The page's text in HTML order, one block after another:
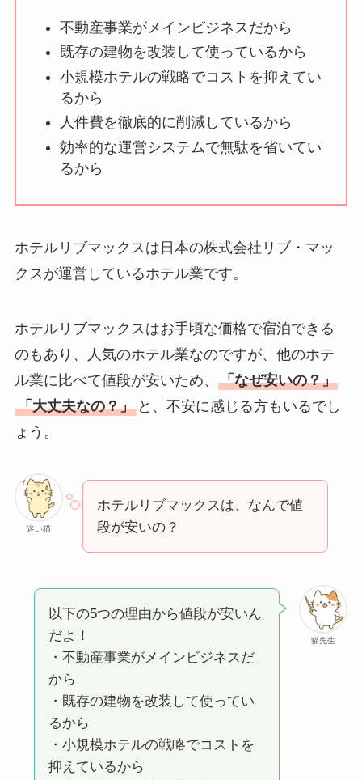
不動産事業がメインビジネスだから
既存の建物を改装して使っているから
小規模ホテルの戦略でコストを抑えてい
るから
人件費を徹底的に削減しているから
効率的な運営システムで無駄を省いてい
るから
ホテルリブマックスは日本の株式会社リブ・マッ
クスが運営しているホテル業です。
ホテルリブマックスはお手頃な価格で宿泊できる
のもあり、人気のホテル業なのですが、他のホテ
ル業に比べて値段が安いため、 「なぜ安いの？」
「大丈夫なの？」 と、不安に感じる方もいるでし
ょう。
迷い猫
ホテルリブマックスは、なんで値
段が安いの？
猫先生
以下の5つの理由から値段が安いん
だよ！
・不動産事業がメインビジネスだ
から
・既存の建物を改装して使ってい
るから
・小規模ホテルの戦略でコストを
抑えているから